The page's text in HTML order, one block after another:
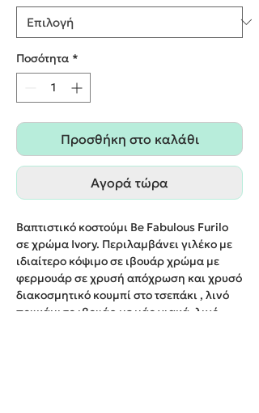
Ποσότητα *
Προσθήκη στο καλάθι
Αγορά τώρα
Βαπτιστικό κοστούμι Be Fabulous Furilo
σε χρώμα Ivory. Περιλαμβάνει γιλέκο με
ιδιαίτερο κόψιμο σε ιβουάρ χρώμα με
φερμουάρ σε χρυσή απόχρωση και χρυσό
διακοσμητικό κουμπί στο τσεπάκι , λινό
πουκάμισο ιβουάρ με μάο γιακά, λινό